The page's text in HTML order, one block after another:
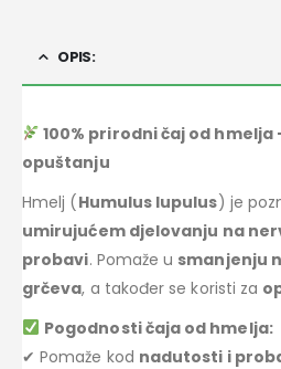
OPIS:
100% prirodni čaj od
opuštanju
Hmelj (Humulus lupulus) je
umirujućem djelovanju na
probavi. Pomaže u smanjenju
grčeva, a također se koristi za
Pogodnosti čaja od hmelja:
✔ Pomaže kod nadutosti i